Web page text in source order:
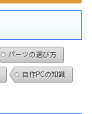
パーツの選び方
自作PCの知識